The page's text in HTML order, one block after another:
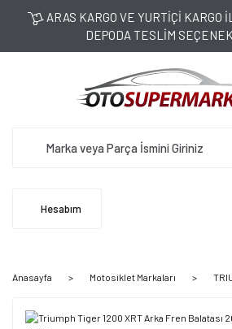
ARAS KARGO VE YURTİÇİ KARGO
DEPODA TESLİM
Hesabım
Anasayfa Motosiklet Markaları